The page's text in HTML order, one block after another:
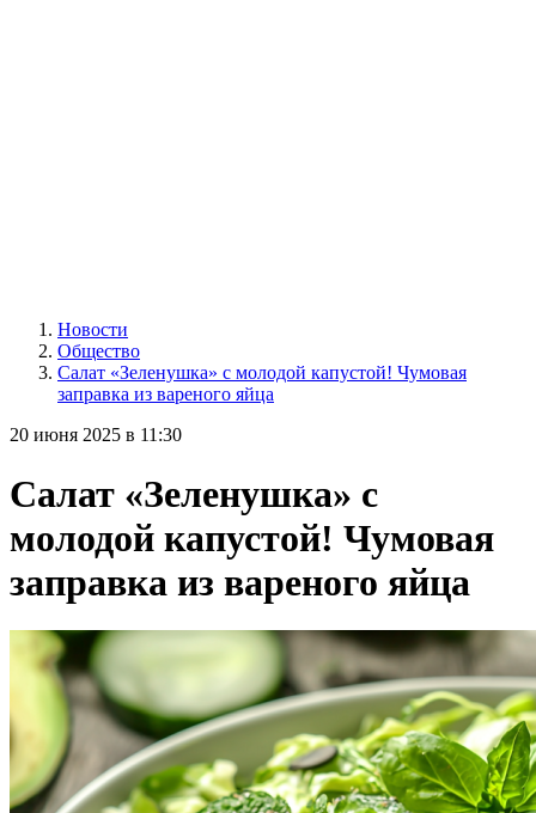
Новости
Общество
Салат «Зеленушка» с молодой капустой! Чумовая
заправка из вареного яйца
20 июня 2025 в 11:30
Салат «Зеленушка» с
молодой капустой! Чумовая
заправка из вареного яйца